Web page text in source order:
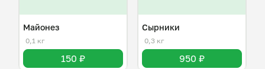
Майонез
0,1 кг
150 ₽
Сырники
0,3 кг
950 ₽